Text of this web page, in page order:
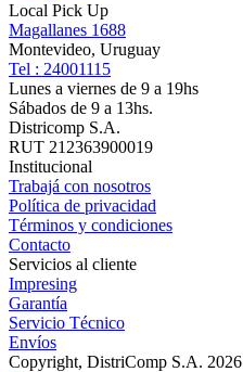
Local Pick Up
Magallanes 1688
Montevideo, Uruguay
Tel : 24001115
Lunes a viernes de 9 a 19hs
Sábados de 9 a 13hs.
Districomp S.A.
RUT 212363900019
Institucional
Trabajá con nosotros
Política de privacidad
Términos y condiciones
Contacto
Servicios al cliente
Impresing
Garantía
Servicio Técnico
Envíos
Copyright, DistriComp S.A. 2026